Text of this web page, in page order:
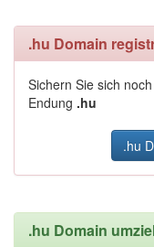
.hu Domain
Sichern Sie sich
Endung .hu
.hu
.hu Domain